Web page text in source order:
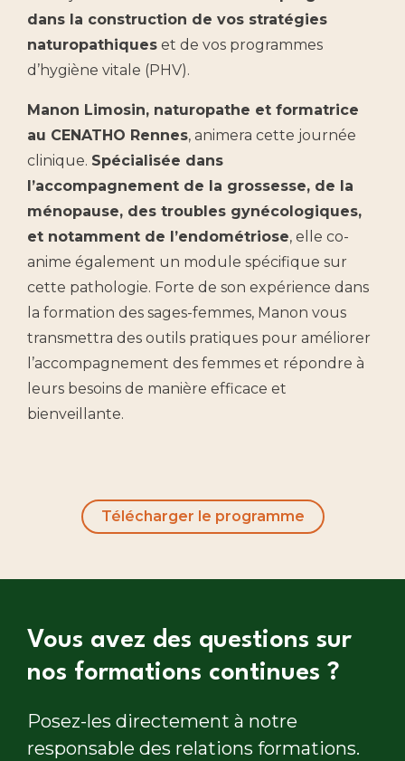
dans la construction de vos stratégies
naturopathiques et de vos programmes
d’hygiène vitale (PHV).
Manon Limosin, naturopathe et formatrice
au CENATHO Rennes, animera cette journée
clinique. Spécialisée dans
l’accompagnement de la grossesse, de la
ménopause, des troubles gynécologiques,
et notamment de l’endométriose, elle co-
anime également un module spécifique sur
cette pathologie. Forte de son expérience dans
la formation des sages-femmes, Manon vous
transmettra des outils pratiques pour améliorer
l’accompagnement des femmes et répondre à
leurs besoins de manière efficace et
bienveillante.
Télécharger le programme
Vous avez des questions sur
nos formations continues ?
Posez-les directement à notre
responsable des relations formations.